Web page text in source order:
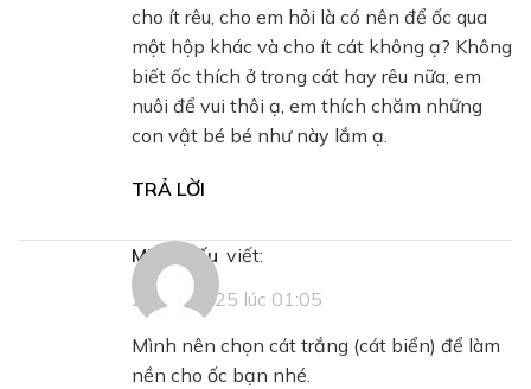
cho ít rêu, cho em hỏi là có nên để ốc qua
một hộp khác và cho ít cát không ạ? Không
biết ốc thích ở trong cát hay rêu nữa, em
nuôi để vui thôi ạ, em thích chăm những
con vật bé bé như này lắm ạ.
TRẢ LỜI
Minh Hiếu viết:
22/04/2025 lúc 01:05
Mình nên chọn cát trắng (cát biển) để làm
nền cho ốc bạn nhé.